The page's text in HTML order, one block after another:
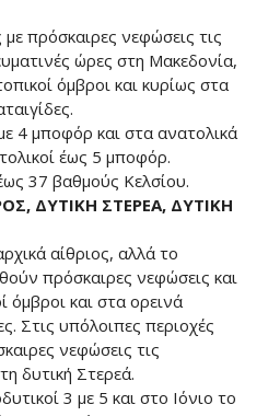
με πρόσκαιρες νεφώσεις τις
ώρες στη Μακεδονία,
όμβροι και κυρίως στα
4 μποφόρ και στα ανατολικά
έως 5 μποφόρ.
37 βαθμούς Κελσίου.
ΔΥΤΙΚΗ ΣΤΕΡΕΑ, ΔΥΤΙΚΗ
αίθριος, αλλά το
πρόσκαιρες νεφώσεις και
όμβροι και στα ορεινά
Στις υπόλοιπες περιοχές
νεφώσεις τις
δυτική Στερεά.
3 με 5 και στο Ιόνιο το